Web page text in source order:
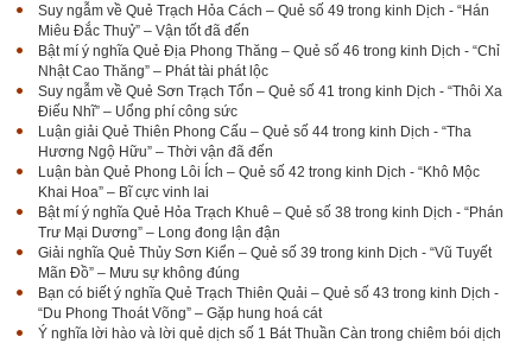
Suy ngẫm về Quẻ Trạch Hỏa Cách – Quẻ số 49 trong kinh Dịch - “Hán
Miêu Đắc Thuỷ” – Vận tốt đã đến
Bật mí ý nghĩa Quẻ Địa Phong Thăng – Quẻ số 46 trong kinh Dịch - “Chỉ
Nhật Cao Thăng” – Phát tài phát lộc
Suy ngẫm về Quẻ Sơn Trạch Tổn – Quẻ số 41 trong kinh Dịch - “Thôi Xa
Điếu Nhĩ” – Uổng phí công sức
Luận giải Quẻ Thiên Phong Cấu – Quẻ số 44 trong kinh Dịch - “Tha
Hương Ngộ Hữu” – Thời vận đã đến
Luận bàn Quẻ Phong Lôi Ích – Quẻ số 42 trong kinh Dịch - “Khô Mộc
Khai Hoa” – Bĩ cực vinh lai
Bật mí ý nghĩa Quẻ Hỏa Trạch Khuê – Quẻ số 38 trong kinh Dịch - “Phán
Trư Mại Dương” – Long đong lận đận
Giải nghĩa Quẻ Thủy Sơn Kiển – Quẻ số 39 trong kinh Dịch - “Vũ Tuyết
Mãn Đồ” – Mưu sự không đúng
Bạn có biết ý nghĩa Quẻ Trạch Thiên Quải – Quẻ số 43 trong kinh Dịch -
“Du Phong Thoát Võng” – Gặp hung hoá cát
Ý nghĩa lời hào và lời quẻ dịch số 1 Bát Thuần Càn trong chiêm bói dịch